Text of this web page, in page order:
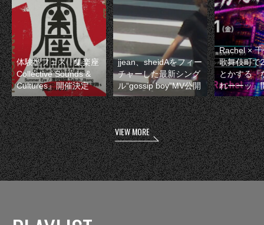
体験型フェス『集楽座
Collective Sounds &
Cultures』開催決定
jjean、sheidAをフィー
チャーした最新シング
ル“gossip boy”MV公開
Rachel ×
歌舞伎町で
とかする『
れーーッ』
VIEW MORE